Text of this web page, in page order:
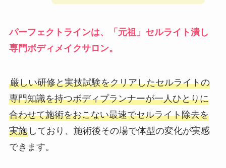
パーフェクトラインは、「元祖」セルライト潰し
専門ボディメイクサロン。
厳しい研修と実技試験をクリアしたセルライトの
専門知識を持つボディプランナーが一人ひとりに
合わせて施術をおこない最速でセルライト除去を
実施しており、施術後その場で体型の変化が実感
できます。